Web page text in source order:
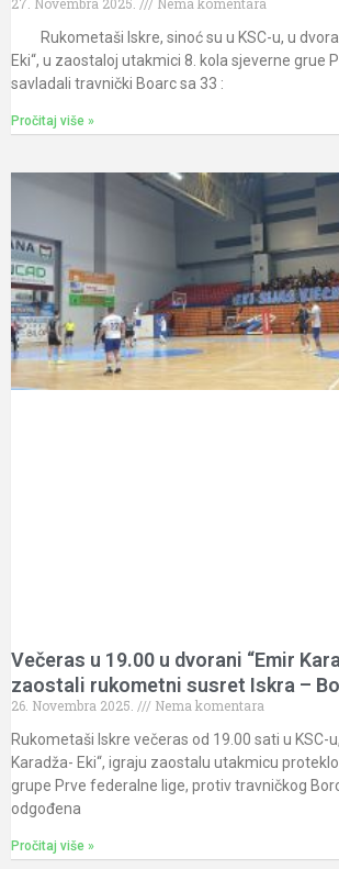
Rukometaši Iskre, sinoć su u KSC-u, u
Eki“, u zaostaloj utakmici 8. kola sjeverne grue
savladali travnički Boarc sa 33 :
Pročitaj više »
Večeras u 19.00 u dvorani “Emir
zaostali rukometni susret Iskra –
26. Novembra 2025.
Nema komentara
Rukometaši Iskre večeras od 19.00 sati u KSC-
Karadža- Eki“, igraju zaostalu utakmicu
grupe Prve federalne lige, protiv travničkog
odgođena
Pročitaj više »